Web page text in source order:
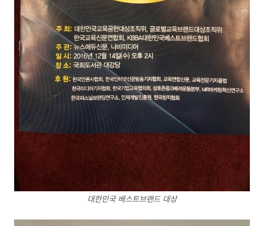
대한민국 베스트브랜드 대상